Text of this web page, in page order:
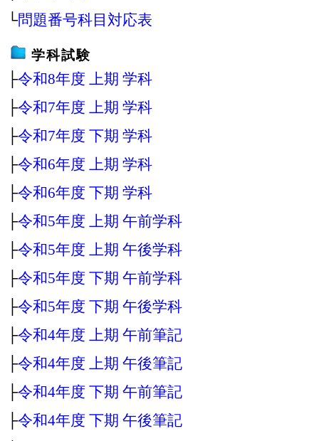
└問題番号科目対応表
学科試験
├令和8年度 上期 学科
├令和7年度 上期 学科
├令和7年度 下期 学科
├令和6年度 上期 学科
├令和6年度 下期 学科
├令和5年度 上期 午前学科
├令和5年度 上期 午後学科
├令和5年度 下期 午前学科
├令和5年度 下期 午後学科
├令和4年度 上期 午前筆記
├令和4年度 上期 午後筆記
├令和4年度 下期 午前筆記
├令和4年度 下期 午後筆記